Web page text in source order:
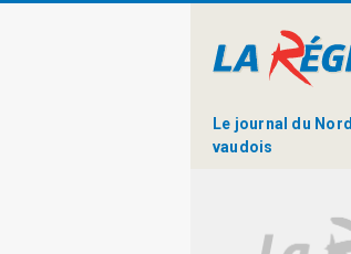
Le journal du Nord
vaudois